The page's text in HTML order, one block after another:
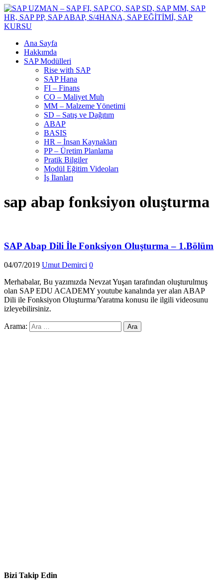
Ana Sayfa
Hakkımda
SAP Modülleri
Rise with SAP
SAP Hana
FI – Finans
CO – Maliyet Muh
MM – Malzeme Yönetimi
SD – Satış ve Dağıtım
ABAP
BASIS
HR – İnsan Kaynakları
PP – Üretim Planlama
Pratik Bilgiler
Modül Eğitim Videoları
İş İlanları
sap abap fonksiyon oluşturma
SAP Abap Dili İle Fonksiyon Oluşturma – 1.Bölüm
04/07/2019 Umut Demirci 0
Merhabalar, Bu yazımızda Nevzat Yuşan tarafından oluşturulmuş
olan SAP EDU ACADEMY youtube kanalında yer alan ABAP
Dili ile Fonksiyon Oluşturma/Yaratma konusu ile ilgili videosunu
izleyebilirsiniz.
Arama:
Bizi Takip Edin